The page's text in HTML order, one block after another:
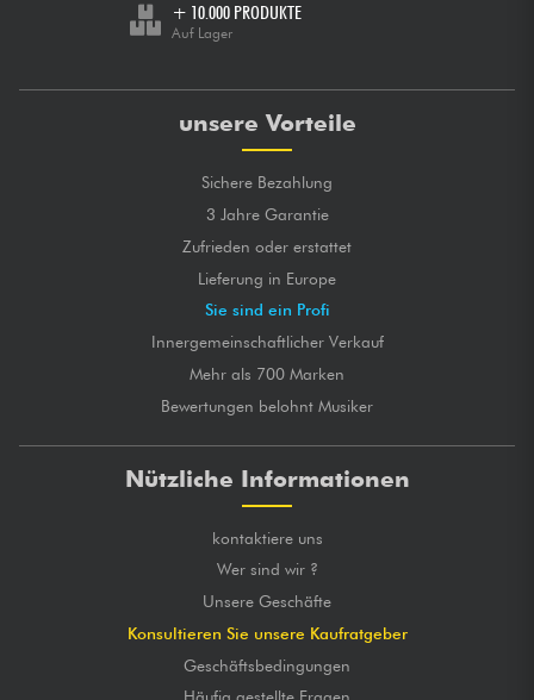
+ 10.000 PRODUKTE
Auf Lager
unsere Vorteile
Sichere Bezahlung
3 Jahre Garantie
Zufrieden oder erstattet
Lieferung in Europe
Sie sind ein Profi
Innergemeinschaftlicher Verkauf
Mehr als 700 Marken
Bewertungen belohnt Musiker
Nützliche Informationen
kontaktiere uns
Wer sind wir ?
Unsere Geschäfte
Konsultieren Sie unsere Kaufratgeber
Geschäftsbedingungen